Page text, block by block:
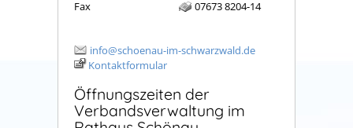
Fax
07673 8204-14
info@schoenau-im-schwarzwald.de
Kontaktformular
Öffnungszeiten der
Verbandsverwaltung im